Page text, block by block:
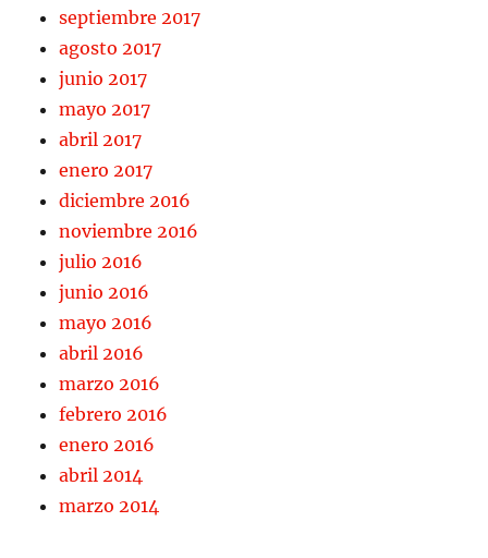
septiembre 2017
agosto 2017
junio 2017
mayo 2017
abril 2017
enero 2017
diciembre 2016
noviembre 2016
julio 2016
junio 2016
mayo 2016
abril 2016
marzo 2016
febrero 2016
enero 2016
abril 2014
marzo 2014